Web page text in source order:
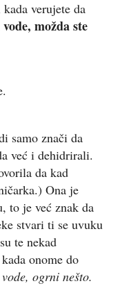
verujete da
možda ste
samo znači da
već i dehidrirali.
da kad
Ona je
to je već znak da
stvari ti se uvuku
te nekad
onome do
ogrni nešto.